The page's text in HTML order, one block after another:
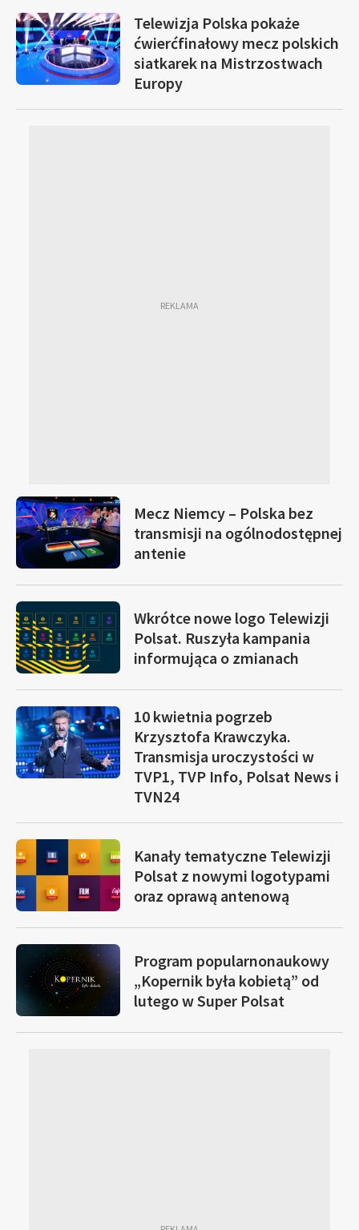
Telewizja Polska pokaże
ćwierćfinałowy mecz polskich
siatkarek na Mistrzostwach
Europy
Mecz Niemcy – Polska bez
transmisji na ogólnodostępnej
antenie
Wkrótce nowe logo Telewizji
Polsat. Ruszyła kampania
informująca o zmianach
10 kwietnia pogrzeb
Krzysztofa Krawczyka.
Transmisja uroczystości w
TVP1, TVP Info, Polsat News i
TVN24
Kanały tematyczne Telewizji
Polsat z nowymi logotypami
oraz oprawą antenową
Program popularnonaukowy
„Kopernik była kobietą” od
lutego w Super Polsat